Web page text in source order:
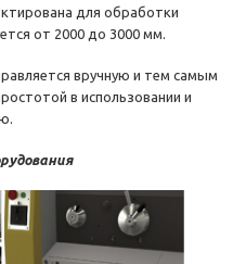
для обработки
от 2000 до 3000 мм.
вручную и тем самым
в использовании и